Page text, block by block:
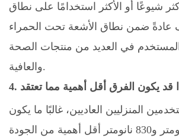
شيوعًا أو الأكثر استخدامًا على نطاق
عادةً ضمن نطاق الأشعة تحت الحمراء
المستخدم في العديد من منتجات الصحة
والعافية.
قد يكون الفرق أقل أهمية مما تعتقد
المنزليين العاديين، غالبًا ما يكون
الفرق بين 810 نانومتر و830 نانومتر أقل أهمية من الجودة